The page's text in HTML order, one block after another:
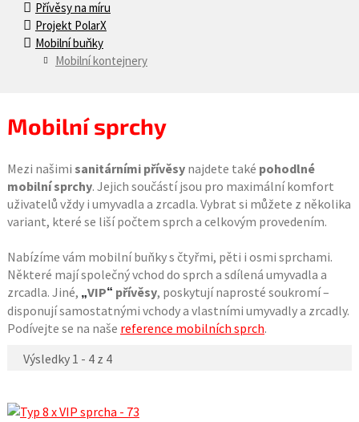
Přívěsy na míru
Projekt PolarX
Mobilní buňky
Mobilní kontejnery
Mobilní sprchy
Mezi našimi sanitárními přívěsynajdete také pohodlné
mobilní sprchy. Jejich součástí jsou pro maximální komfort
uživatelů vždy i umyvadla a zrcadla. Vybrat si můžete z několika
variant, které se liší počtem sprch a celkovým provedením.
Nabízíme vám mobilní buňky s čtyřmi, pěti i osmi sprchami.
Některé mají společný vchod do sprch a sdílená umyvadla a
zrcadla. Jiné, „VIP“ přívěsy, poskytují naprosté soukromí –
disponují samostatnými vchody a vlastními umyvadly a zrcadly.
Podívejte se na naše reference mobilních sprch.
Výsledky 1 - 4 z 4